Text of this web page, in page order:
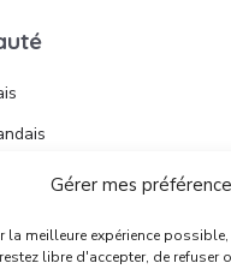
Gérer mes
la meilleure expérience
libre d'accepter, de refuser